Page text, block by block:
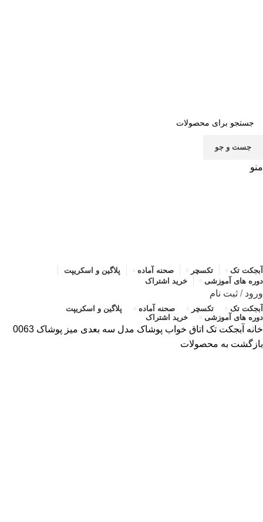
جست و جو
منو
آبجکت تک تکسچر صحنه آماده
پلاگین و اسکریپت
دوره های آموزشی
خرید اشتراک
ورود / ثبت نام
آبجکت تک تکسچر صحنه آماده
پلاگین و اسکریپت
دوره های آموزشی
خرید اشتراک
خانه آبجکت تک اتاق خواب پوشاک مدل سه بعدی میز پوشاک 0063
بازگشت به محصولات